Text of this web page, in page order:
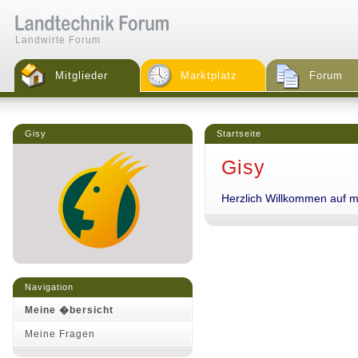
Landwirte Forum
Mitglieder Marktplatz Forum
Gisy
Navigation
Meine �bersicht
Meine Fragen
Startseite
Gisy
Herzlich Willkommen auf